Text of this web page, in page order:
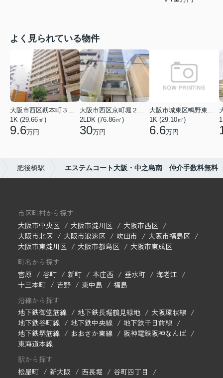
よく見られている物件
1K (29.66㎡)
9.6万円
2LDK (76.86㎡)
30万円
1K (29.10㎡)
6.6万円
肥後橋駅 エステムコート大阪・中之島南 仲介手数料無料
市区町村から探す
大阪市中央区
大阪市淀川区
大阪市西区
大阪市北区
大阪市浪速区 吹田市
大阪市福島区
大阪市東淀川区
大阪市都島区
大阪市東成区
町名から探す
宮原
谷町 新町 本庄西 垂水町
海老江
十三本町
吉野 東中島
福島
沿線から探す
地下鉄御堂筋線
地下鉄長堀鶴見緑地
大阪環状線
地下鉄谷町線
地下鉄中央線
地下鉄千日前線
地下鉄堺筋線
おおさか東線
阪神電鉄阪神なんば
東海道本線
駅から探す
松屋町
新大阪 西長堀
谷町四丁目